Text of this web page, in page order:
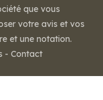
que vous
votre avis et vos
et une notation.
- Contact